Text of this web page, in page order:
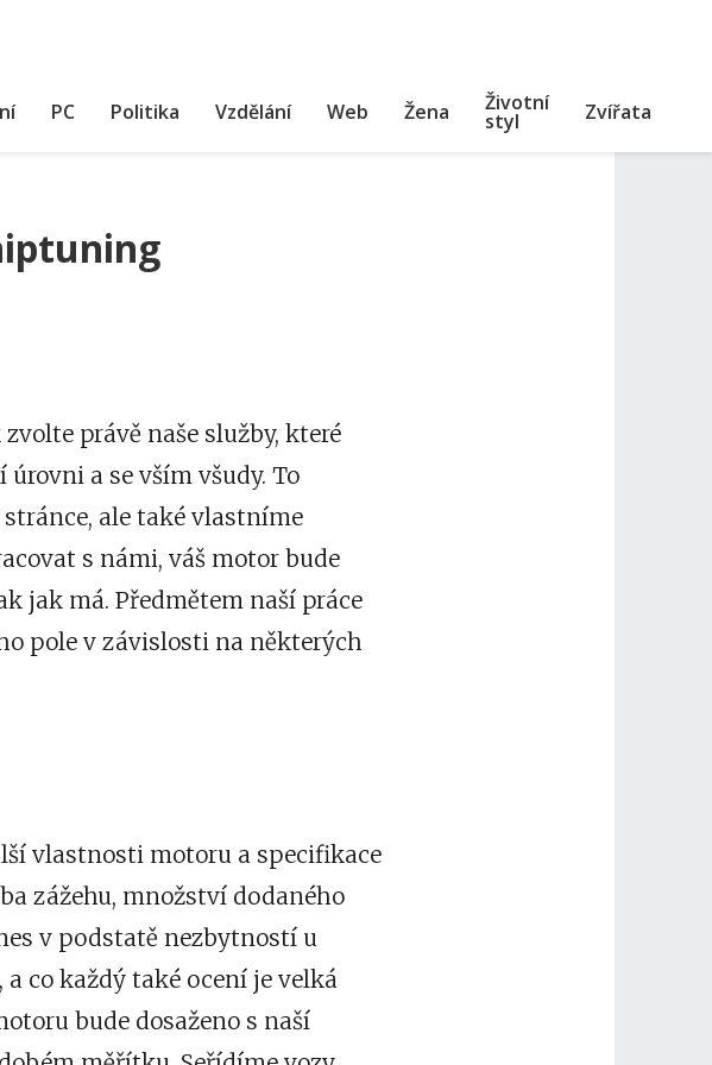
PC Politika Vzdělání Web Žena Životní
styl Zvířata
právě naše služby, které
a se vším všudy. To
ale také vlastníme
s námi, váš motor bude
jak má. Předmětem naší práce
pole v závislosti na některých
vlastnosti motoru a specifikace
zážehu, množství dodaného
v podstatě nezbytností u
co každý také ocení je velká
bude dosaženo s naší